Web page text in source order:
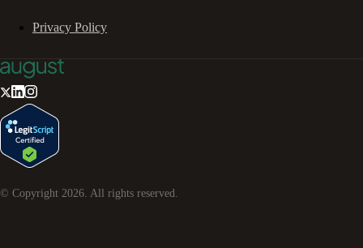
Privacy Policy
© Copyright 2026. All rights reserved.